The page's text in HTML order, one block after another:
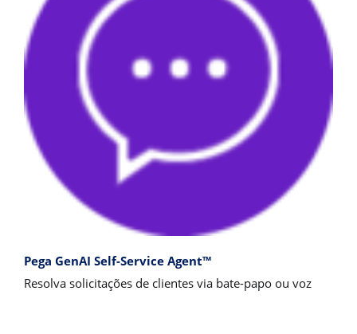
Pega GenAI Self-Service Agent™
Resolva solicitações de clientes via bate-papo ou voz